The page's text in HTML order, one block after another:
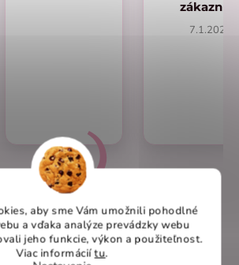
aby sme Vám umožnili pohodlné
a vďaka analýze prevádzky webu
jeho funkcie, výkon a použiteľnost.
Viac informáciítu.
7.1.2025
recenzie na heureka.sk